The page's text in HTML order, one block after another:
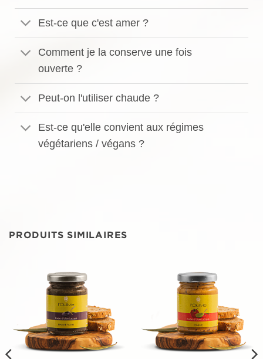
Est-ce que c'est amer ?
Comment je la conserve une fois
ouverte ?
Peut-on l'utiliser chaude ?
Est-ce qu'elle convient aux régimes
végétariens / végans ?
PRODUITS SIMILAIRES